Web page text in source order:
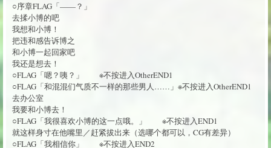
○序章FLAG「——？」
去揉小博的吧
我想和小博！
把违和感告诉博之
和小博一起回家吧
我还是想去！
○FLAG「嗯？咦？」 ※不按进入OtherEND1
○FLAG「和混混们气质不一样的那些男人……」※不按进入OtherEND1
去办公室
我要和小博去！
○FLAG「我很喜欢小博的这一点哦。」 ※不按进入END1
就这样身寸在他嘴里／赶紧拔出来（选哪个都可以，CG有差异）
○FLAG「我相信你」 ※不按进入END2